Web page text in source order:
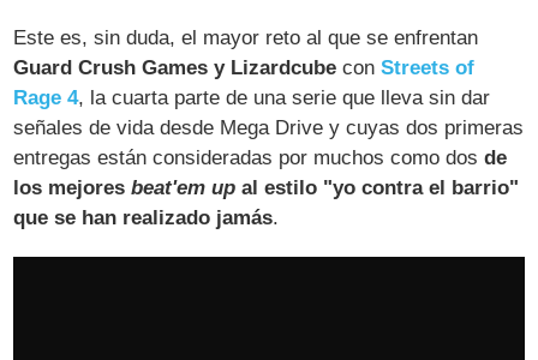
Este es, sin duda, el mayor reto al que se enfrentan
Guard Crush Games y Lizardcube conStreets of
Rage 4, la cuarta parte de una serie que lleva sin dar
señales de vida desde Mega Drive y cuyas dos primeras
entregas están consideradas por muchos como dosde
los mejoresbeat'em up al estilo "yo contra el barrio"
que se han realizado jamás.